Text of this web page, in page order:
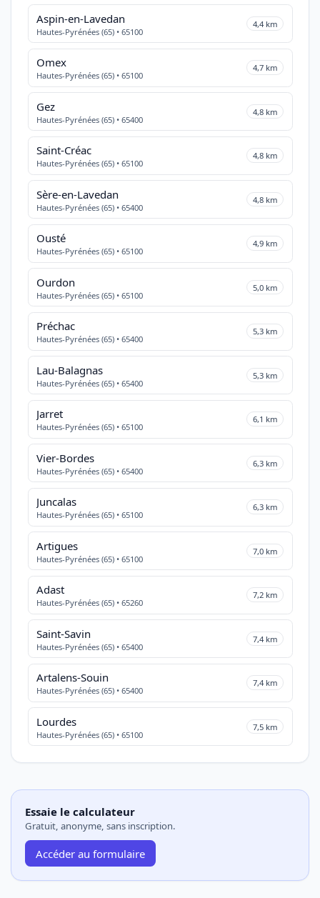
Aspin-en-Lavedan
Hautes-Pyrénées (65) • 65100
4,4 km
Omex
Hautes-Pyrénées (65) • 65100
4,7 km
Gez
Hautes-Pyrénées (65) • 65400
4,8 km
Saint-Créac
Hautes-Pyrénées (65) • 65100
4,8 km
Sère-en-Lavedan
Hautes-Pyrénées (65) • 65400
4,8 km
Ousté
Hautes-Pyrénées (65) • 65100
4,9 km
Ourdon
Hautes-Pyrénées (65) • 65100
5,0 km
Préchac
Hautes-Pyrénées (65) • 65400
5,3 km
Lau-Balagnas
Hautes-Pyrénées (65) • 65400
5,3 km
Jarret
Hautes-Pyrénées (65) • 65100
6,1 km
Vier-Bordes
Hautes-Pyrénées (65) • 65400
6,3 km
Juncalas
Hautes-Pyrénées (65) • 65100
6,3 km
Artigues
Hautes-Pyrénées (65) • 65100
7,0 km
Adast
Hautes-Pyrénées (65) • 65260
7,2 km
Saint-Savin
Hautes-Pyrénées (65) • 65400
7,4 km
Artalens-Souin
Hautes-Pyrénées (65) • 65400
7,4 km
Lourdes
Hautes-Pyrénées (65) • 65100
7,5 km
Essaie le calculateur
Gratuit, anonyme, sans inscription.
Accéder au formulaire